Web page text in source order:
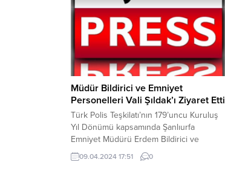
Müdür Bildirici ve Emniyet
Personelleri Vali Şıldak’ı Ziyaret Etti
Türk Polis Teşkilatı’nın 179’uncu Kuruluş
Yıl Dönümü kapsamında Şanlıurfa
Emniyet Müdürü Erdem Bildirici ve
emniyet personelleri Vali Hasan Şıldak’ı
ziyaret etti. Türk Polis Teşkilatı’nın
09.04.2024 17:51 0